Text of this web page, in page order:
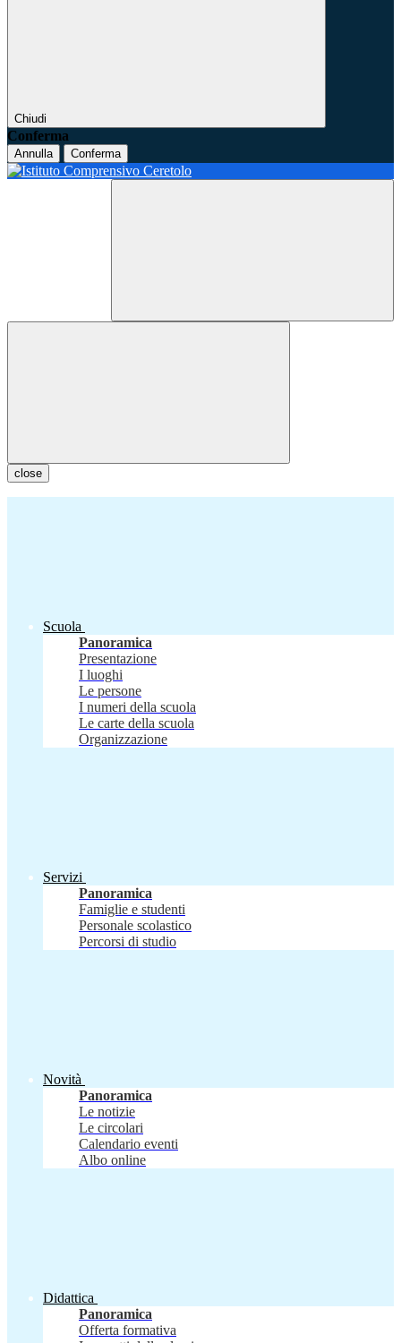
Chiudi
Conferma
Annulla Conferma
close
Scuola
Panoramica
Presentazione
I luoghi
Le persone
I numeri della scuola
Le carte della scuola
Organizzazione
Servizi
Panoramica
Famiglie e studenti
Personale scolastico
Percorsi di studio
Novità
Panoramica
Le notizie
Le circolari
Calendario eventi
Albo online
Didattica
Panoramica
Offerta formativa